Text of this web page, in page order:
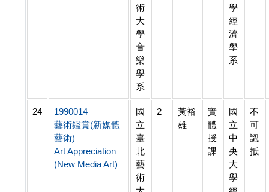
術
大
學
音
樂
學
系
學
經
濟
學
系
24
1990014
藝術鑑賞(新媒體
藝術)
Art Appreciation
(New Media Art)
國
立
臺
北
藝
術
2
黃裕
雄
實
體
授
課
國
立
中
央
大
學
不
可
認
抵